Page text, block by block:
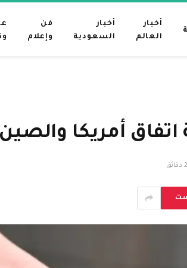
أخبار
العالم
أخبار
السعودية
فن
وإعلام
أمريكا
2 دقائق